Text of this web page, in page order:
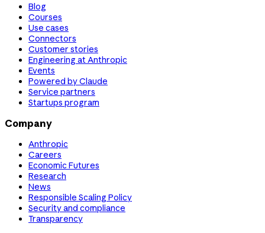
Blog
Courses
Use cases
Connectors
Customer stories
Engineering at Anthropic
Events
Powered by Claude
Service partners
Startups program
Company
Anthropic
Careers
Economic Futures
Research
News
Responsible Scaling Policy
Security and compliance
Transparency